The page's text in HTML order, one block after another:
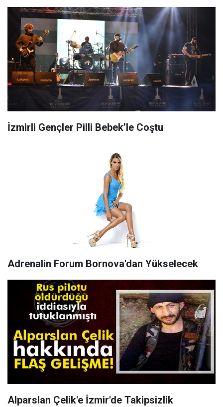
İzmirli Gençler Pilli Bebek’le Coştu
Adrenalin Forum Bornova'dan Yükselecek
Alparslan Çelik'e İzmir'de Takipsizlik